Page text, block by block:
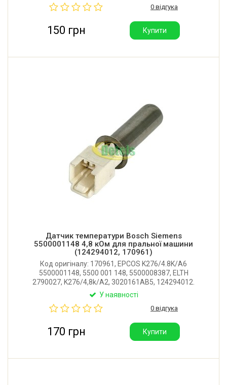
0 відгука
150 грн Купити
Датчик температури Bosch Siemens
5500001148 4,8 кОм для пральної машини
(124294012, 170961)
Код оригіналу: 170961, EPCOS K276/4.8K/A6
5500001148, 5500 001 148, 5500008387, ELTH
2790027, K276/4,8k/A2, 3020161AB5, 124294012.
Оригінальний датчик температури для пральної
Виробник: EPCOS (Німеччина).
У наявності
0 відгука
170 грн Купити